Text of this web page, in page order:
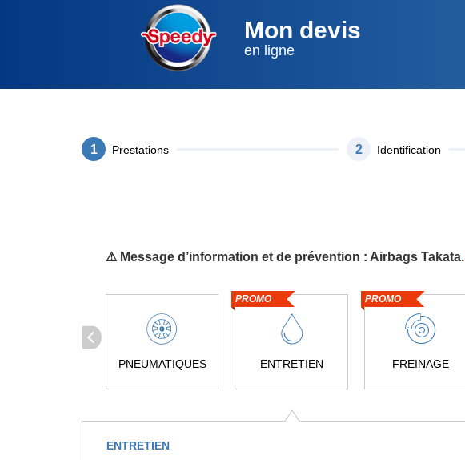
Mon devis
en ligne
1 Prestations 2 Identification
⚠ Message d’information et de prévention : Airbags Takata.
PNEUMATIQUES
PROMO
ENTRETIEN
PROMO
FREINAGE
ENTRETIEN